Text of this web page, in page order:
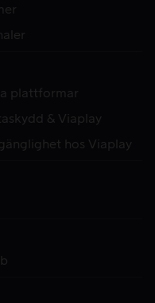
plattformar
& Viaplay
hos Viaplay